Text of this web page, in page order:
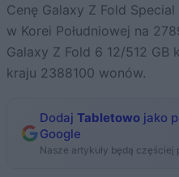
Cenę Galaxy Z Fold
w Korei Południowej na
Galaxy Z Fold 6 12/512
kraju 2388100 wonów.
Dodaj Tabletowo jako
Google
Nasze artykuły będą